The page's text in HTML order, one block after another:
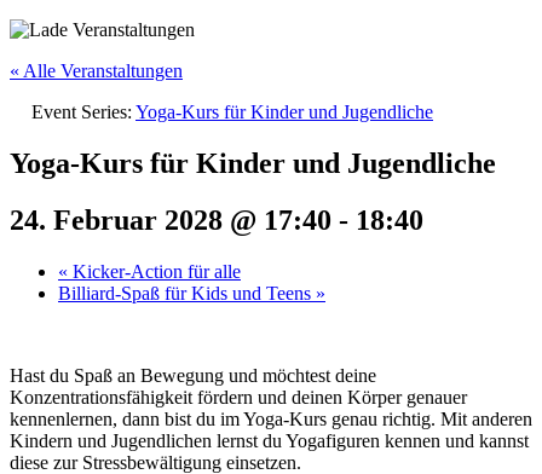
« Alle Veranstaltungen
Event Series: Yoga-Kurs für Kinder und Jugendliche
Yoga-Kurs für Kinder und Jugendliche
24. Februar 2028 @ 17:40 - 18:40
« Kicker-Action für alle
Billiard-Spaß für Kids und Teens »
Hast du Spaß an Bewegung und möchtest deine
Konzentrationsfähigkeit fördern und deinen Körper genauer
kennenlernen, dann bist du im Yoga-Kurs genau richtig. Mit anderen
Kindern und Jugendlichen lernst du Yogafiguren kennen und kannst
diese zur Stressbewältigung einsetzen.